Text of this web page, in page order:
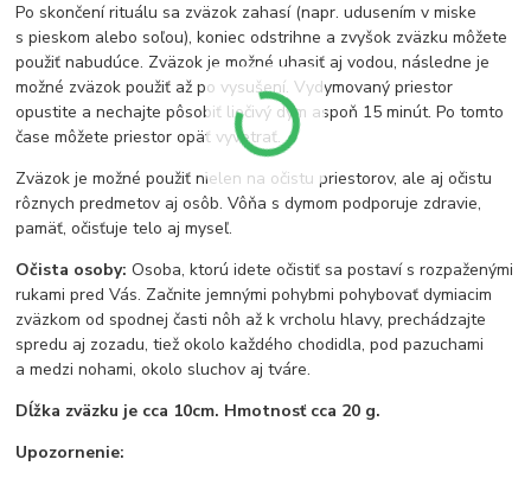
Po skončení rituálu sa zväzok zahasí (napr. udusením v miske
s pieskom alebo soľou), koniec odstrihne a zvyšok zväzku môžete
použiť nabudúce. Zväzok je možné uhasiť aj vodou, následne je
možné zväzok použiť až po vysušení. Vydymovaný priestor
opustite a nechajte pôsobiť liečivý dym aspoň 15 minút. Po tomto
čase môžete priestor opäť vyvetrať.
Zväzok je možné použiť nielen na očistu priestorov, ale aj očistu
rôznych predmetov aj osôb. Vôňa s dymom podporuje zdravie,
pamäť, očisťuje telo aj myseľ.
Očista osoby:Osoba, ktorú idete očistiť sa postaví s rozpaženými
rukami pred Vás. Začnite jemnými pohybmi pohybovať dymiacim
zväzkom od spodnej časti nôh až k vrcholu hlavy, prechádzajte
spredu aj zozadu, tiež okolo každého chodidla, pod pazuchami
a medzi nohami, okolo sluchov aj tváre.
Dĺžka zväzku je cca 10cm. Hmotnosť cca 20 g.
Upozornenie: